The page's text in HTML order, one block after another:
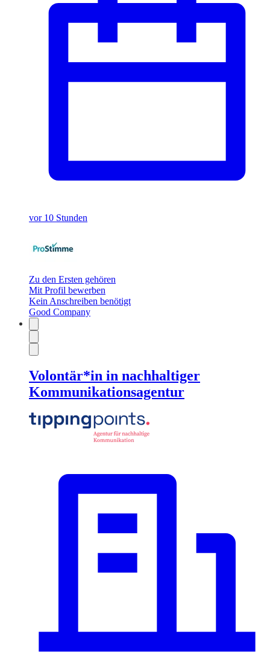
vor 10 Stunden
Zu den Ersten gehören
Mit Profil bewerben
Kein Anschreiben benötigt
Good Company
Volontär*in in nachhaltiger
Kommunikationsagentur